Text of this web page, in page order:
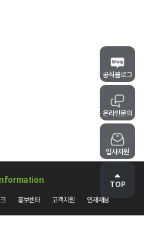
홍보센터 고객지원 인재채용
공식블로그
온라인문의
입사지원
TOP